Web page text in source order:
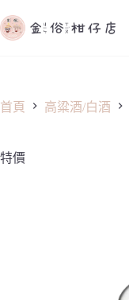
至
容
首頁 高粱酒/白酒
特價